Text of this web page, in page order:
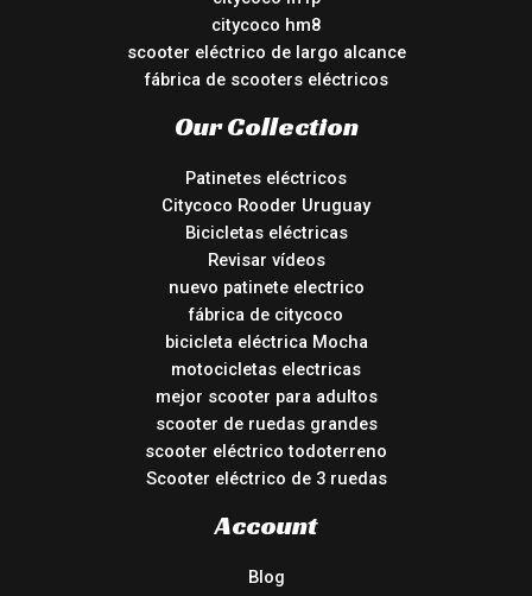
citycoco hm8
scooter eléctrico de largo alcance
fábrica de scooters eléctricos
Our Collection
Patinetes eléctricos
Citycoco Rooder Uruguay
Bicicletas eléctricas
Revisar vídeos
nuevo patinete electrico
fábrica de citycoco
bicicleta eléctrica Mocha
motocicletas electricas
mejor scooter para adultos
scooter de ruedas grandes
scooter eléctrico todoterreno
Scooter eléctrico de 3 ruedas
Account
Blog